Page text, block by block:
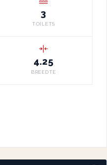
3
TOILETS
4.25
BREEDTE